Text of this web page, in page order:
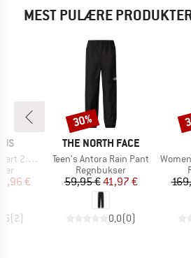
MEST PULÆRE
Pant
pris
€
(2)
MÆRKE
THE NORTH FACE
Artikel
Teen's Antora Rain Pant
Produktgruppe
Regnbukser
Pris
59,95 €Nedsat pris
41,97 €
0,0(0)
Rabat
30%
Artikel
Women's